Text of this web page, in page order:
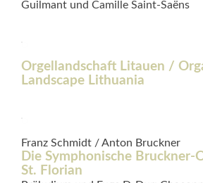
Guilmant und Camille Saint-Saëns
Orgellandschaft Litauen /
Landscape Lithuania
Franz Schmidt / Anton Bruckner
Die Symphonische Bruckner-
St. Florian